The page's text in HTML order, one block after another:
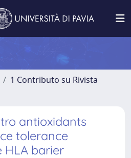
1 Contributo su Rivista
antioxidants
tolerance
HLA barier